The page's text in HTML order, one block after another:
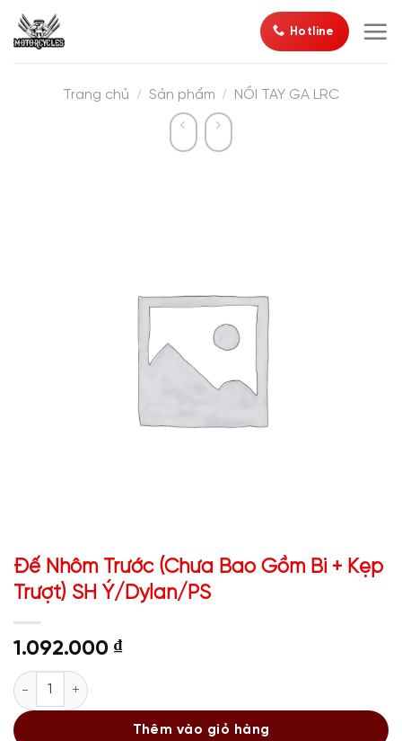
qua
Hotline
Trang chủ / Sản phẩm / NỒI TAY GA LRC
Đế Nhôm Trước (Chưa Bao Gồm Bi + Kẹp
Trượt) SH Ý/Dylan/PS
1.092.000 ₫
Đế Nhôm Trước (Chưa Bao Gồm Bi + Kẹp Trượt) SH Ý/Dylan/
Thêm vào giỏ hàng